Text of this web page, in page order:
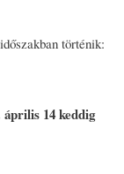
történik:
április 14 keddig